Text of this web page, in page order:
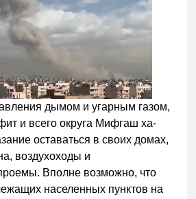
дымом и угарным газом,
и всего округа Мифгаш ха-
оставаться в своих домах,
воздухоходы и
Вполне возможно, что
населенных пунктов на